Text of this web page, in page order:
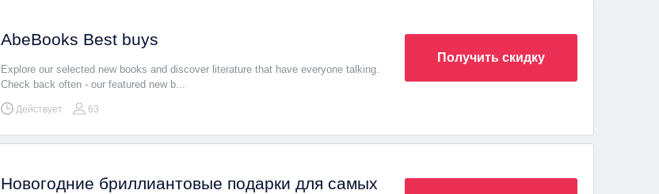
AbeBooks Best buys
Explore our selected new books and discover literature that have everyone talking.
Check back often - our featured new b...
Действует 63
Получить скидку
Новогодние бриллиантовые подарки для самых